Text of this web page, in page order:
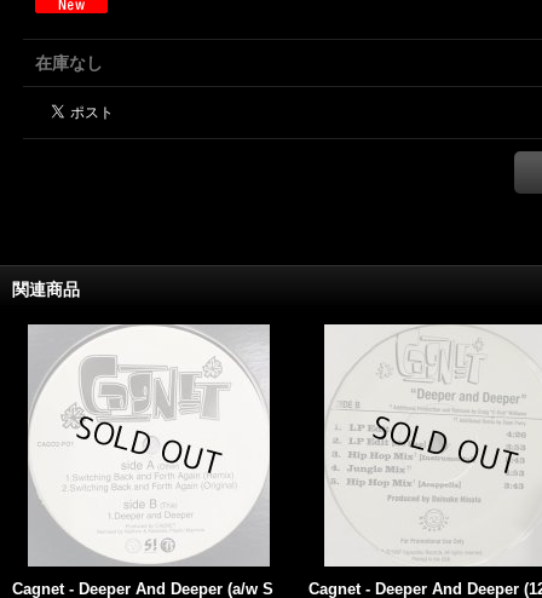
在庫なし
関連商品
Cagnet - Deeper And Deeper (a/w S Cagnet - Deeper And Deeper